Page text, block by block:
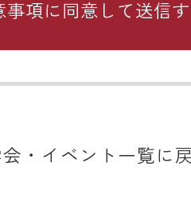
ドメイン指定受信や、
もしくは【@sadh.jp】
会・イベント一覧に